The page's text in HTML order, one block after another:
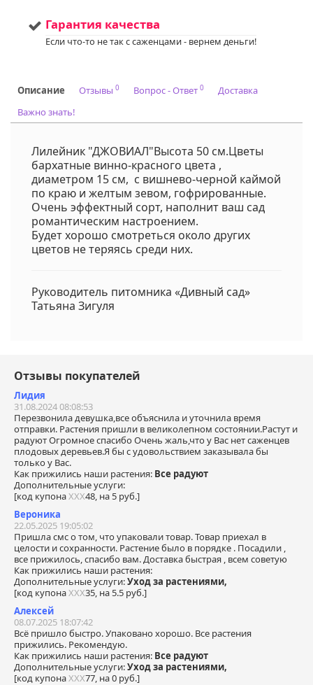
Напишите нам в Viber
или WhatsApp
+375298412160
Гарантия качества
Если что-то не так с саженцами - вернем деньги!
Описание Отзывы 0 Вопрос - Ответ 0
Доставка
Важно знать!
Лилейник "ДЖОВИАЛ"Высота 50 см.Цветы
бархатные винно-красного цвета ,
диаметром 15 см, с вишнево-черной каймой
по краю и желтым зевом, гофрированные.
Очень эффектный сорт, наполнит ваш сад
романтическим настроением.
Будет хорошо смотреться около других
цветов не теряясь среди них.
Руководитель питомника «Дивный сад»
Татьяна Зигуля
Отзывы покупателей
Лидия
31.08.2024 08:08:53
Перезвонила девушка,все объяснила и уточнила время
отправки. Растения пришли в великолепном состоянии.Растут и
радуют Огромное спасибо Очень жаль,что у Вас нет саженцев
плодовых деревьев.Я бы с удовольствием заказывала бы
только у Вас.
Как прижились наши растения: Все радуют
Дополнительные услуги:
[код купонаХХХ48, на 5 руб.]
Вероника
22.05.2025 19:05:02
Пришла смс о том, что упаковали товар. Товар приехал в
целости и сохранности. Растение было в порядке . Посадили ,
все прижилось, спасибо вам. Доставка быстрая , всем советую
Как прижились наши растения:
Дополнительные услуги:Уход за растениями,
[код купонаХХХ35, на 5.5 руб.]
Алексей
08.07.2025 18:07:42
Всё пришло быстро. Упаковано хорошо. Все растения
прижились. Рекомендую.
Как прижились наши растения: Все радуют
Дополнительные услуги:Уход за растениями,
[код купонаХХХ77, на 0 руб.]